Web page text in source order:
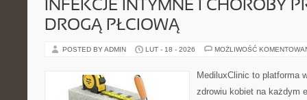
INFEKCJE INTYMNE I CHOROBY
DROGĄ PŁCIOWĄ
POSTED BY ADMIN LUT - 18 - 2026 MOŻLIWOŚĆ
MediluxClinic to platforma
zdrowiu kobiet na każdym